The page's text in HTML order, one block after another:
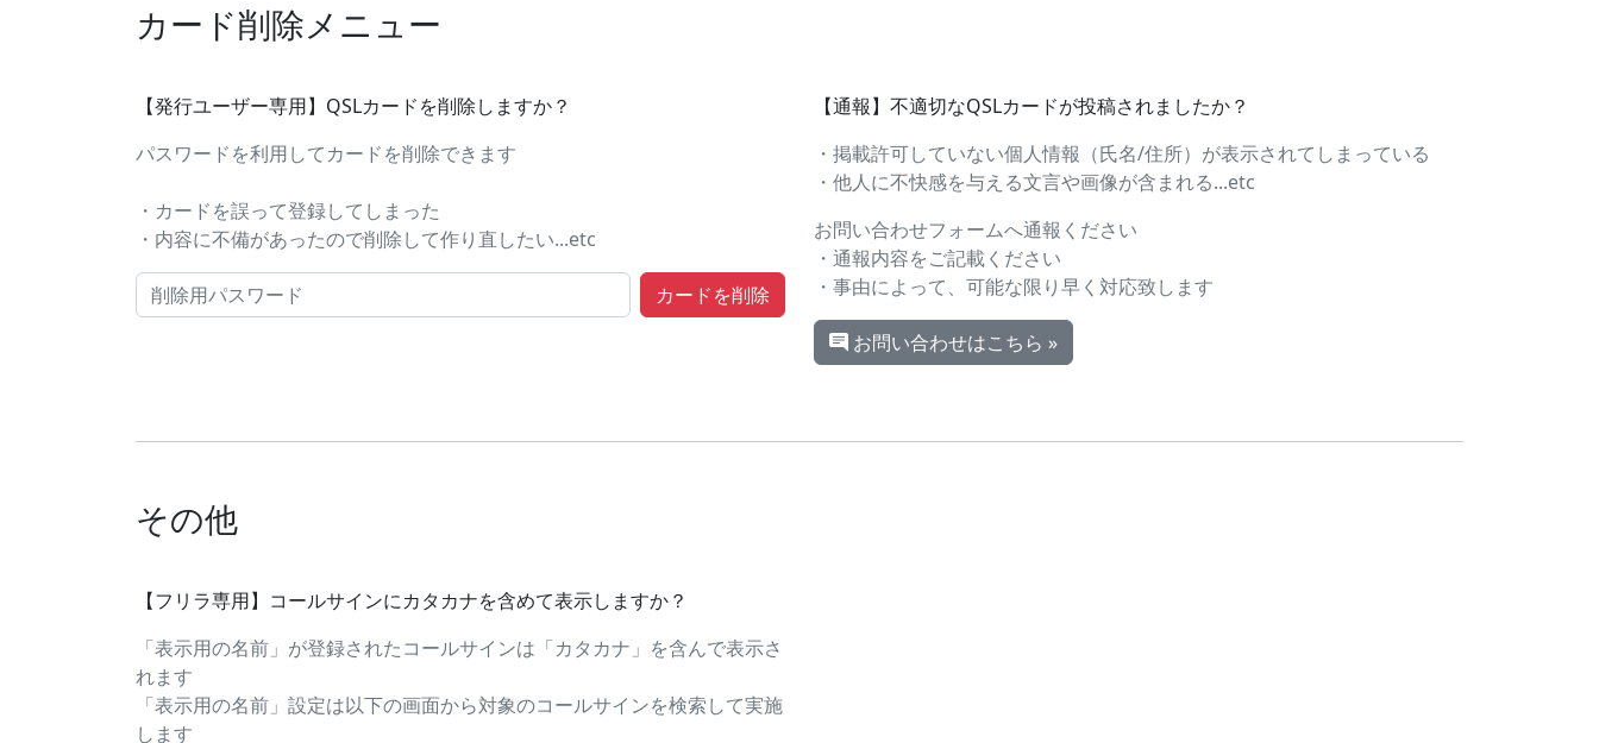
カード削除メニュー
【発行ユーザー専用】QSLカードを削除しますか？
パスワードを利用してカードを削除できます
・カードを誤って登録してしまった
・内容に不備があったので削除して作り直したい...etc
【通報】不適切なQSLカードが投稿されましたか？
・掲載許可していない個人情報（氏名/住所）が表示されてしまっている
・他人に不快感を与える文言や画像が含まれる...etc
お問い合わせフォームへ通報ください
・通報内容をご記載ください
・事由によって、可能な限り早く対応致します
お問い合わせはこちら »
その他
【フリラ専用】コールサインにカタカナを含めて表示しますか？
「表示用の名前」が登録されたコールサインは「カタカナ」を含んで表示さ
れます
「表示用の名前」設定は以下の画面から対象のコールサインを検索して実施
します